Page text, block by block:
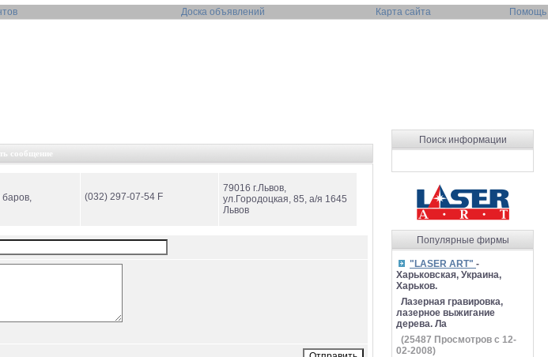
Доска объявлений Карта сайта Помощь
сообщение
(032) 297-07-54 F
79016 г.Львов,
ул.Городоцкая, 85, а/я 1645
Львов
Поиск информации
Популярные фирмы
"LASER ART" -
Харьковская, Украина,
Харьков.
Лазерная гравировка,
лазерное выжигание
дерева. Ла
(25487 Просмотров с 12-
02-2008)